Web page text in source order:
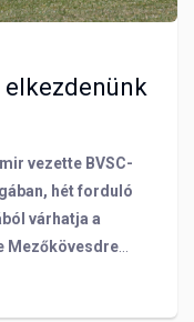
vezette BVSC-
hét forduló
várhatja a
Mezőkövesdre